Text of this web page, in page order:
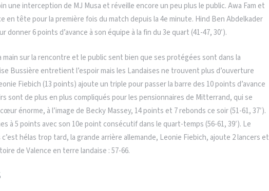
une interception de MJ Musa et réveille encore un peu plus le public. Awa Fam et
en tête pour la première fois du match depuis la 4e minute. Hind Ben Abdelkader
donner 6 points d’avance à son équipe à la fin du 3e quart (41-47, 30′).
main sur la rencontre et le public sent bien que ses protégées sont dans la
Bussière entretient l’espoir mais les Landaises ne trouvent plus d’ouverture
Fiebich (13 points) ajoute un triple pour passer la barre des 10 points d’avance
sont de plus en plus compliqués pour les pensionnaires de Mitterrand, qui se
énorme, à l’image de Becky Massey, 14 points et 7 rebonds ce soir (51-61, 37′).
à 5 points avec son 10e point consécutif dans le quart-temps (56-61, 39′). Le
hélas trop tard, la grande arrière allemande, Leonie Fiebich, ajoute 2 lancers et
de Valence en terre landaise : 57-66.